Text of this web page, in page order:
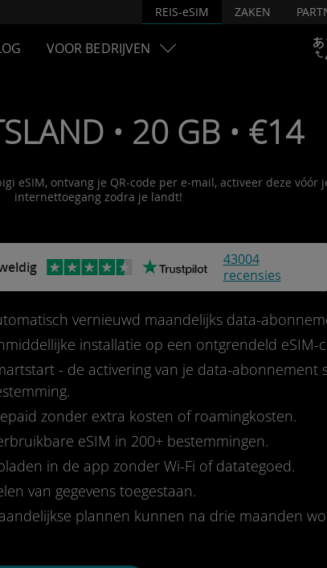
REIS-eSIM ZAKEN
VOOR BEDRIJVEN
• 20 GB • €14
eSIM, ontvang je QR-code per e-mail, activeer deze vóór
internettoegang zodra je landt!
43004
recensies
vernieuwd maandelijks data-
installatie op een ontgrendeld eSIM-
- de activering van je data-abonnement
zonder extra kosten of roamingkosten.
eSIM in 200+ bestemmingen.
in de app zonder Wi-Fi of datategoed.
van gegevens toegestaan.
plannen kunnen na drie maanden